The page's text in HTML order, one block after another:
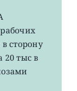
сторону
20 тыс в